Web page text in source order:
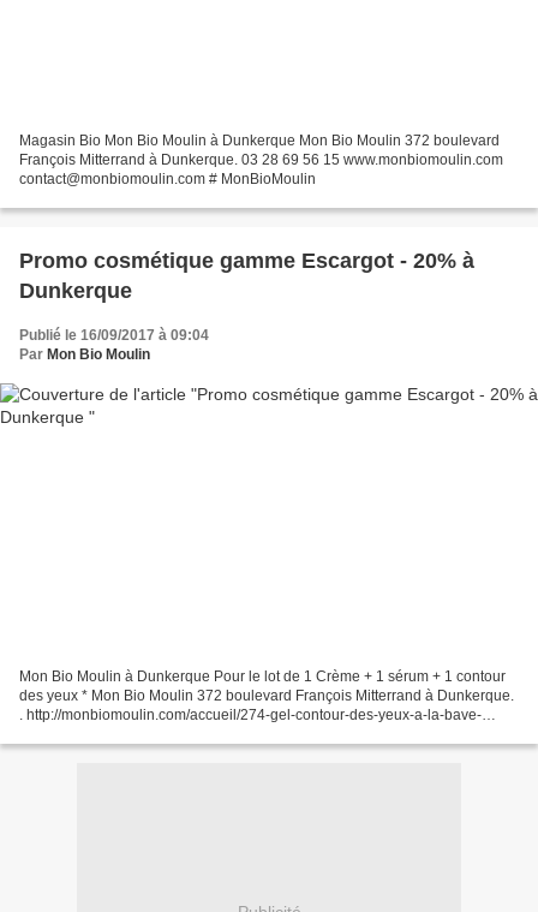
Magasin Bio Mon Bio Moulin à Dunkerque Mon Bio Moulin 372 boulevard
François Mitterrand à Dunkerque. 03 28 69 56 15 www.monbiomoulin.com
contact@monbiomoulin.com # MonBioMoulin
Promo cosmétique gamme Escargot - 20% à
Dunkerque
Publié le 16/09/2017 à 09:04
Par Mon Bio Moulin
Mon Bio Moulin à Dunkerque Pour le lot de 1 Crème + 1 sérum + 1 contour
des yeux * Mon Bio Moulin 372 boulevard François Mitterrand à Dunkerque.
. http://monbiomoulin.com/accueil/274-gel-contour-des-yeux-a-la-bave-